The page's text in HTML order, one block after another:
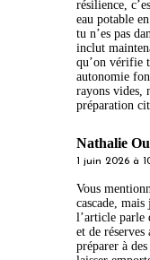
résilience,
eau potable
tu n’es pas
inclut
qu’on vérifie
autonomie
rayons vides,
préparation
Nathalie
1 juin 2026 à
Vous
cascade,
l’article parle
et de
préparer à